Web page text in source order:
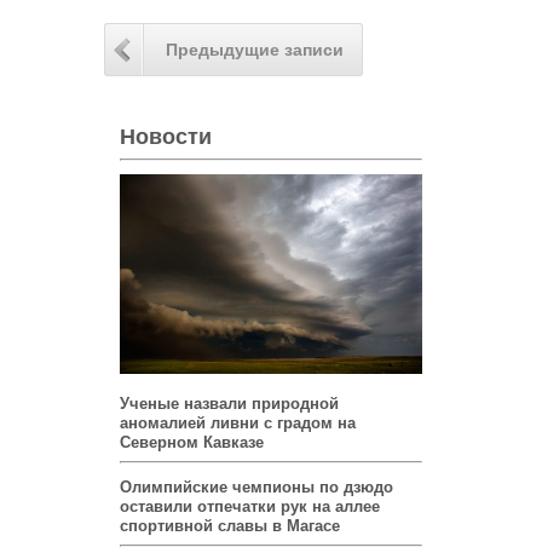
Предыдущие записи
Новости
Ученые назвали природной
аномалией ливни с градом на
Северном Кавказе
Олимпийские чемпионы по дзюдо
оставили отпечатки рук на аллее
спортивной славы в Магасе